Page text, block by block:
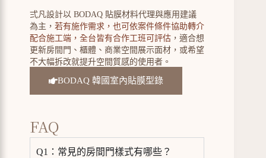
弍凡設計以 BODAQ 貼膜材料代理與應用建議
為主， 若有施作需求，也可依案件條件協助轉介
配合施工端，全台皆有合作工班可評估 ，適合想
更新房間門、櫃體、商業空間展示面材，或希望
不大幅拆改就提升空間質感的使用者。
BODAQ 韓國室內貼膜型錄
FAQ
Q1：常見的房間門樣式有哪些？